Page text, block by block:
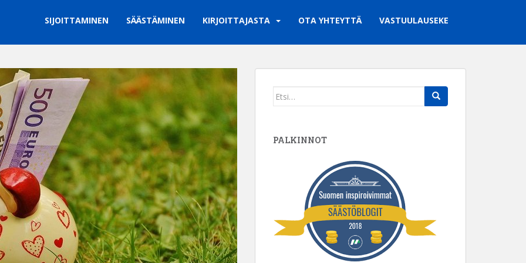
SIJOITTAMINEN SÄÄSTÄMINEN KIRJOITTAJASTA OTA YHTEYTTÄ VASTUULAUSEKE
Search
PALKINNOT